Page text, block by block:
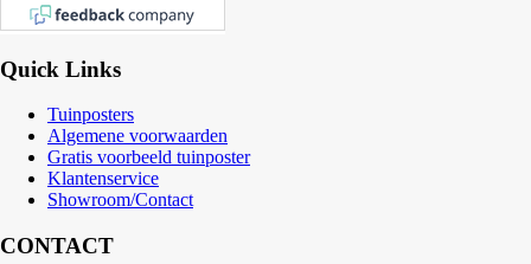
Quick Links
Tuinposters
Algemene voorwaarden
Gratis voorbeeld tuinposter
Klantenservice
Showroom/Contact
CONTACT